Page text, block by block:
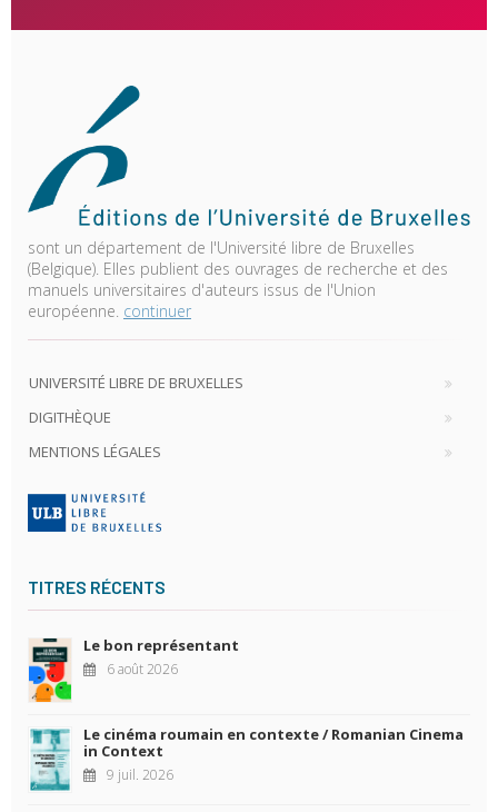
sont un département de l'Université libre de Bruxelles
(Belgique). Elles publient des ouvrages de recherche et des
manuels universitaires d'auteurs issus de l'Union
européenne. continuer
UNIVERSITÉ LIBRE DE BRUXELLES
DIGITHÈQUE
MENTIONS LÉGALES
TITRES RÉCENTS
Le bon représentant
6 août 2026
Le cinéma roumain en contexte / Romanian Cinema
in Context
9 juil. 2026